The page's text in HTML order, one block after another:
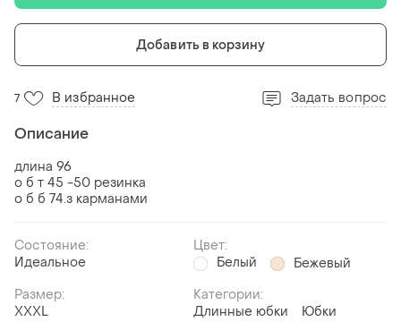
Добавить в корзину
7 В избранное Задать вопрос
Описание
длина 96
о б т 45 -50 резинка
о б б 74.з карманами
Состояние:
Идеальное
Цвет:
Белый
Бежевый
Размер:
XXXL
Категории:
Длинные юбки
Юбки